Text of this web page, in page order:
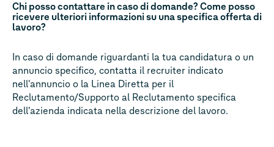
Chi posso contattare in caso di domande? Come posso
ricevere ulteriori informazioni su una specifica offerta di
lavoro?
In caso di domande riguardanti la tua candidatura o un
annuncio specifico, contatta il recruiter indicato
nell'annuncio o la Linea Diretta per il
Reclutamento/Supporto al Reclutamento specifica
dell'azienda indicata nella descrizione del lavoro.